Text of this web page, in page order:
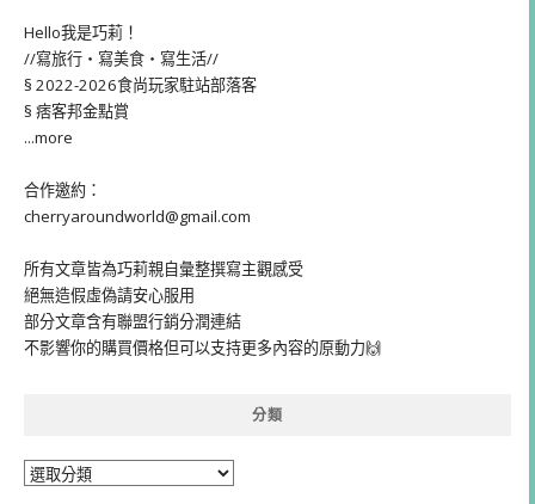
Hello我是巧莉！
//寫旅行・寫美食・寫生活//
§ 2022-2026食尚玩家駐站部落客
§ 痞客邦金點賞
...more
合作邀約：
cherryaroundworld@gmail.com
所有文章皆為巧莉親自彙整撰寫主觀感受
絕無造假虛偽請安心服用
部分文章含有聯盟行銷分潤連結
不影響你的購買價格但可以支持更多內容的原動力🙌
分類
分